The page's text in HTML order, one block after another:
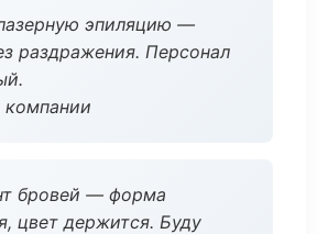
эпиляцию —
раздражения. Персонал
бровей — форма
цвет держится. Буду